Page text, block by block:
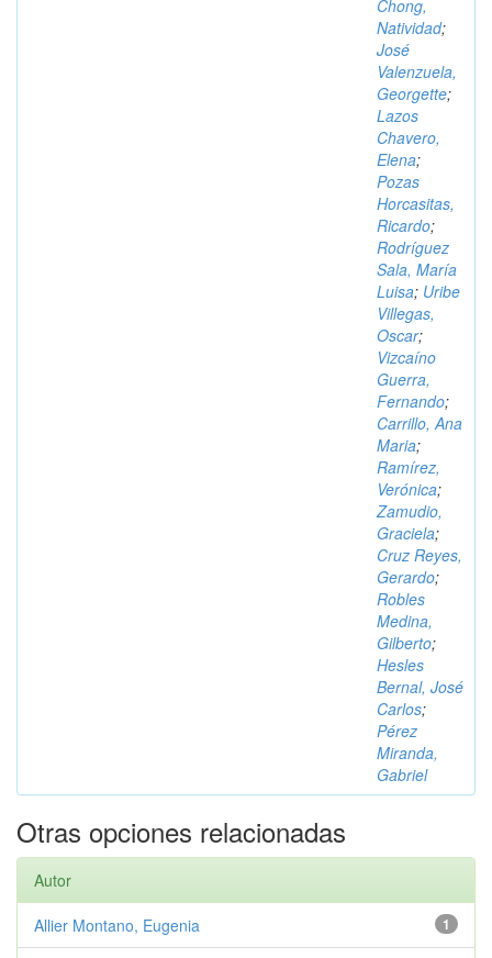
Chong,
Natividad;
José
Valenzuela,
Georgette;
Lazos
Chavero,
Elena;
Pozas
Horcasitas,
Ricardo;
Rodríguez
Sala, María
Luisa; Uribe
Villegas,
Oscar;
Vizcaíno
Guerra,
Fernando;
Carrillo, Ana
Maria;
Ramírez,
Verónica;
Zamudio,
Graciela;
Cruz Reyes,
Gerardo;
Robles
Medina,
Gilberto;
Hesles
Bernal, José
Carlos;
Pérez
Miranda,
Gabriel
Otras opciones relacionadas
Autor
1
Allier Montano, Eugenia